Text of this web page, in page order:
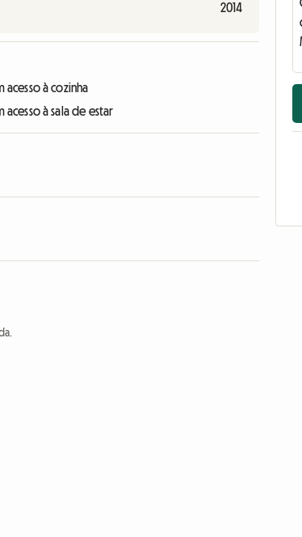
2014
acesso à cozinha
acesso à sala de estar